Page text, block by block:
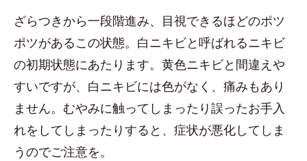
ざらつきから一段階進み、目視できるほどのポツ
ポツがあるこの状態。白ニキビと呼ばれるニキビ
の初期状態にあたります。黄色ニキビと間違えや
すいですが、白ニキビには色がなく、痛みもあり
ません。むやみに触ってしまったり誤ったお手入
れをしてしまったりすると、症状が悪化してしま
うのでご注意を。